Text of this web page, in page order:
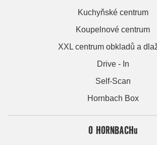
Kuchyňské centrum
Koupelnové centrum
XXL centrum obkladů a
Drive - In
Self-Scan
Hornbach Box
O HORNBACHu